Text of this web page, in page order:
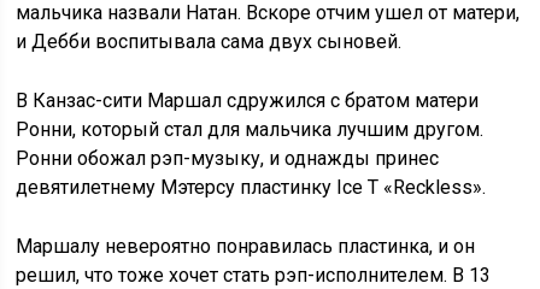
мальчика назвали Натан. Вскоре отчим ушел от матери,
и Дебби воспитывала сама двух сыновей.
В Канзас-сити Маршал сдружился с братом матери
Ронни, который стал для мальчика лучшим другом.
Ронни обожал рэп-музыку, и однажды принес
девятилетнему Мэтерсу пластинку Ice T «Reckless».
Маршалу невероятно понравилась пластинка, и он
решил, что тоже хочет стать рэп-исполнителем. В 13